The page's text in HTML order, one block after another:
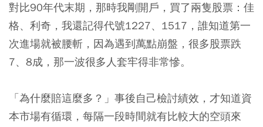
對比90年代末期，那時我剛開戶，買了兩隻股票：佳
格、利奇，我還記得代號1227、1517，誰知道第一
次進場就被腰斬，因為遇到萬點崩盤，很多股票跌
7、8成，那一波很多人套牢得非常慘。
「為什麼賠這麼多？」事後自己檢討績效，才知道資
本市場有循環，每隔一段時間就有比較大的空頭來